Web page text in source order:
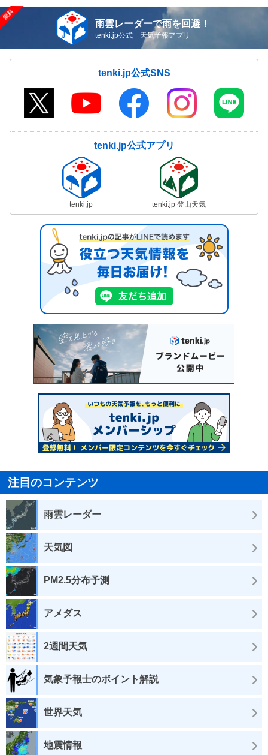
雨雲レーダーで雨を回避！
tenki.jp公式 天気予報アプリ
tenki.jp公式SNS
tenki.jp公式アプリ
tenki.jp tenki.jp 登山天気
注目のコンテンツ
雨雲レーダー
天気図
PM2.5分布予測
アメダス
2週間天気
気象予報士のポイント解説
世界天気
地震情報